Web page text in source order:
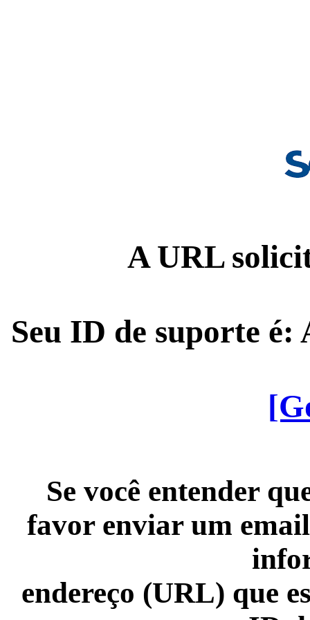
A URL
Seu ID de suporte é:
Se você entender
favor enviar um
endereço (URL) que